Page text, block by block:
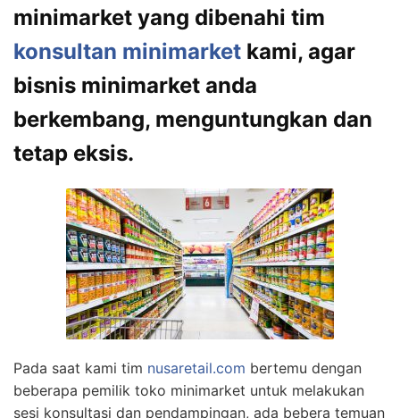
minimarket yang dibenahi tim
konsultan minimarket kami, agar
bisnis minimarket anda
berkembang, menguntungkan dan
tetap eksis.
Pada saat kami tim nusaretail.com bertemu dengan
beberapa pemilik toko minimarket untuk melakukan
sesi konsultasi dan pendampingan, ada bebera temuan